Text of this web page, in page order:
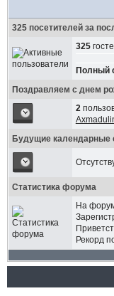
325 посетителей за
325
Полный
Поздравляем с днем
2
Будущие календарные
Статистика форума
На
Рекорд